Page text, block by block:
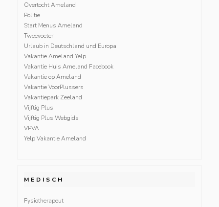
Overtocht Ameland
Politie
Start Menus Ameland
Tweevoeter
Urlaub in Deutschland und Europa
Vakantie Ameland Yelp
Vakantie Huis Ameland Facebook
Vakantie op Ameland
Vakantie VoorPlussers
Vakantiepark Zeeland
Vijftig Plus
Vijftig Plus Webgids
VPVA
Yelp Vakantie Ameland
MEDISCH
Fysiotherapeut